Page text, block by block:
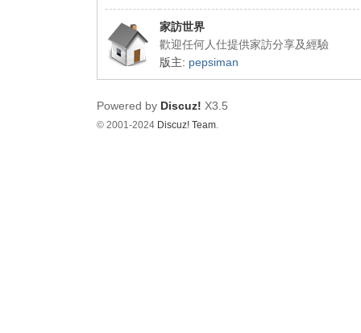
家訪世界
歡迎任何人仕提供家訪分享及經驗
版主: pepsiman
Powered by Discuz! X3.5
© 2001-2024 Discuz! Team.